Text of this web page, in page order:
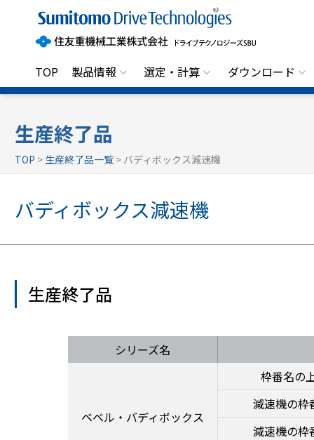
住
友
重
機
工
業
株
社
ド
ラ
ク
ノ
ー
U
TOP 製品情報 選定・計算 ダウンロード
生産終了品
TOP > 生産終了品一覧 > バディボックス減速機
バディボックス減速機
生産終了品
シリーズ名
ベベル・バディボックス
枠番名の
減速機の枠
減速機の枠